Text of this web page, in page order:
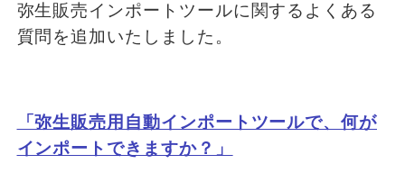
弥生販売インポートツールに関するよくある
質問を追加いたしました。
「弥生販売用自動インポートツールで、何が
インポートできますか？」